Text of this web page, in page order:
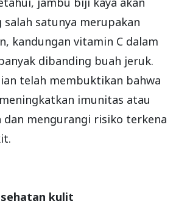
satunya merupakan
kandungan vitamin C dalam
dibanding buah jeruk.
telah membuktikan bahwa
imunitas atau
dan mengurangi risiko terkena
kulit